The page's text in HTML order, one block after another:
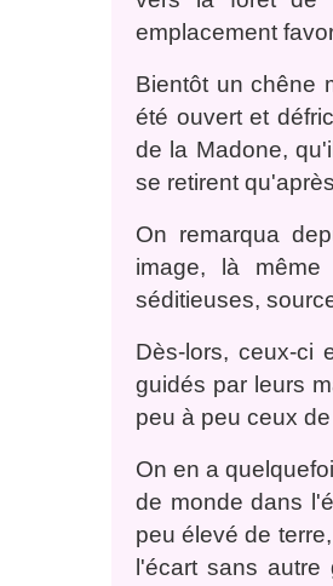
emplacement
Bientôt un chêne
été ouvert et
de la Madone,
se retirent
On remarqua
image, là
séditieuses,
Dès-lors, ceux-ci
guidés par leurs
peu à peu ceux
On en a
de monde dans
peu élevé de
l'écart sans